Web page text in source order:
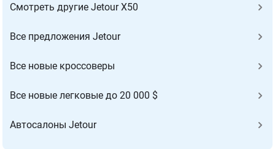
Cмотреть другие Jetour X50
Все предложения Jetour
Все новые кроссоверы
Все новые легковые до 20 000 $
Автосалоны Jetour